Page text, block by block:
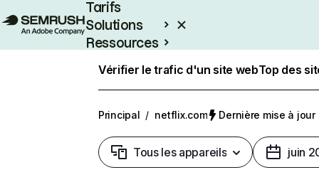
Tarifs
Solutions
Ressources
Vérifier le trafic d'un site webTop des
Principal / netflix.com Dernière mise à jour
Tous les appareils juin